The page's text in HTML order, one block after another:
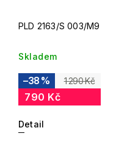
PLD 2163/S 003/M9
Skladem
1 290 Kč
–38 %
790 Kč
Detail